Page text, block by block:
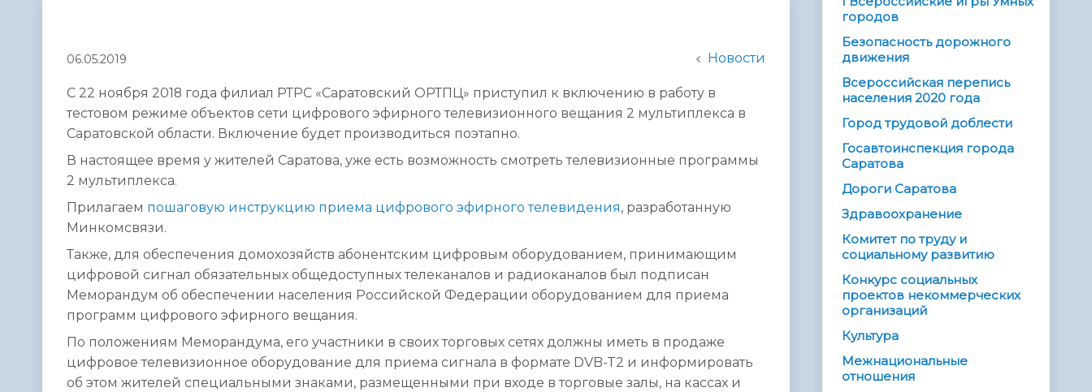
06.05.2019 Новости
С 22 ноября 2018 года филиал РТРС «Саратовский ОРТПЦ» приступил к включению в работу в
тестовом режиме объектов сети цифрового эфирного телевизионного вещания 2 мультиплекса в
Саратовской области. Включение будет производиться поэтапно.
В настоящее время у жителей Саратова, уже есть возможность смотреть телевизионные программы
2 мультиплекса.
Прилагаем пошаговую инструкцию приема цифрового эфирного телевидения, разработанную
Минкомсвязи.
Также, для обеспечения домохозяйств абонентским цифровым оборудованием, принимающим
цифровой сигнал обязательных общедоступных телеканалов и радиоканалов был подписан
Меморандум об обеспечении населения Российской Федерации оборудованием для приема
программ цифрового эфирного вещания.
По положениям Меморандума, его участники в своих торговых сетях должны иметь в продаже
цифровое телевизионное оборудование для приема сигнала в формате DVB-T2 и информировать
об этом жителей специальными знаками, размещенными при входе в торговые залы, на кассах и
городов
Безопасность дорожного
движения
Всероссийская перепись
населения 2020 года
Город трудовой доблести
Госавтоинспекция города
Саратова
Дороги Саратова
Здравоохранение
Комитет по труду и
социальному развитию
Конкурс социальных
проектов некоммерческих
организаций
Культура
Межнациональные
отношения